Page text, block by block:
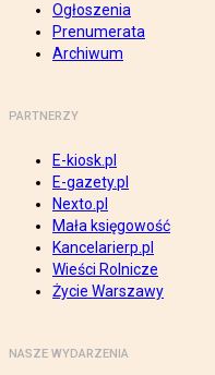
Ogłoszenia
Prenumerata
Archiwum
PARTNERZY
E-kiosk.pl
E-gazety.pl
Nexto.pl
Mała księgowość
Kancelarierp.pl
Wieści Rolnicze
Życie Warszawy
NASZE WYDARZENIA